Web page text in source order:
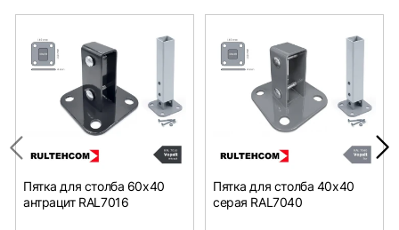
Пятка для столба 60x40
антрацит RAL7016
Пятка для столба 40x40
серая RAL7040